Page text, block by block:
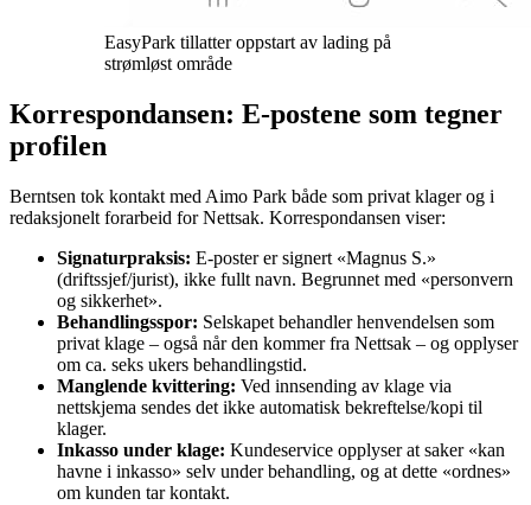
EasyPark tillatter oppstart av lading på
strømløst område
Korrespondansen: E-postene som tegner
profilen
Berntsen tok kontakt med Aimo Park både som privat klager og i
redaksjonelt forarbeid for Nettsak. Korrespondansen viser:
Signaturpraksis: E-poster er signert «Magnus S.»
(driftssjef/jurist), ikke fullt navn. Begrunnet med «personvern
og sikkerhet».
Behandlingsspor: Selskapet behandler henvendelsen som
privat klage – også når den kommer fra Nettsak – og opplyser
om ca. seks ukers behandlingstid.
Manglende kvittering: Ved innsending av klage via
nettskjema sendes det ikke automatisk bekreftelse/kopi til
klager.
Inkasso under klage: Kundeservice opplyser at saker «kan
havne i inkasso» selv under behandling, og at dette «ordnes»
om kunden tar kontakt.